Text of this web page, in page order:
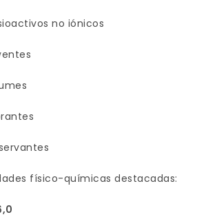
no iónicos
físico-químicas destacadas: